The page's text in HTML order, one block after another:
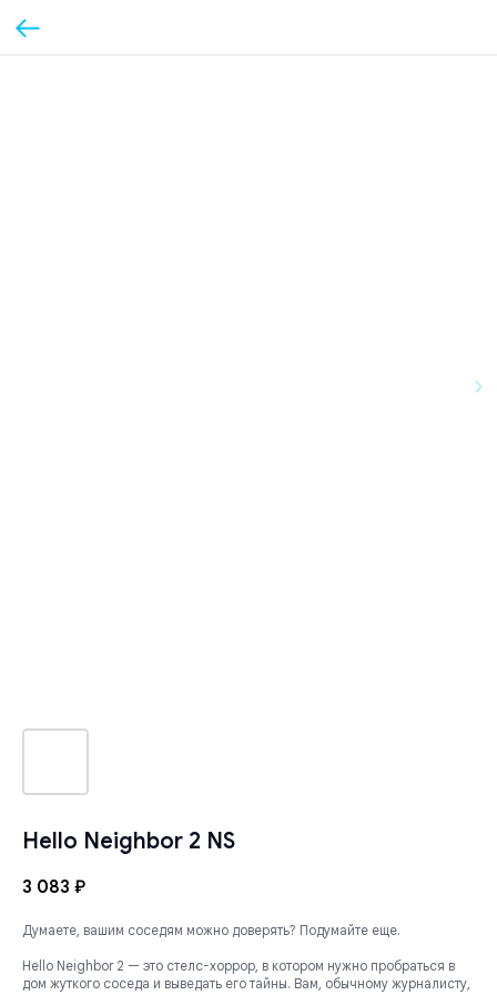
Hello Neighbor 2 NS
3 083 ₽
Думаете, вашим соседям можно доверять? Подумайте еще.
Hello Neighbor 2 — это стелс-хоррор, в котором нужно пробраться в
дом жуткого соседа и выведать его тайны. Вам, обычному журналисту,